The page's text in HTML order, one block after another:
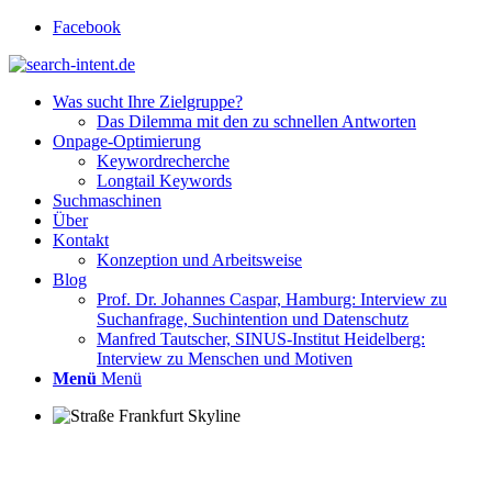
Facebook
Was sucht Ihre Zielgruppe?
Das Dilemma mit den zu schnellen Antworten
Onpage-Optimierung
Keywordrecherche
Longtail Keywords
Suchmaschinen
Über
Kontakt
Konzeption und Arbeitsweise
Blog
Prof. Dr. Johannes Caspar, Hamburg: Interview zu
Suchanfrage, Suchintention und Datenschutz
Manfred Tautscher, SINUS-Institut Heidelberg:
Interview zu Menschen und Motiven
Menü Menü